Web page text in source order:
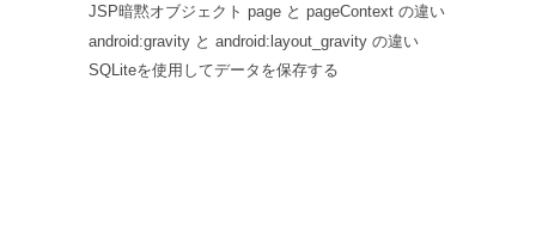
JSP暗黙オブジェクト page と pageContext の違い
android:gravity と android:layout_gravity の違い
SQLiteを使用してデータを保存する